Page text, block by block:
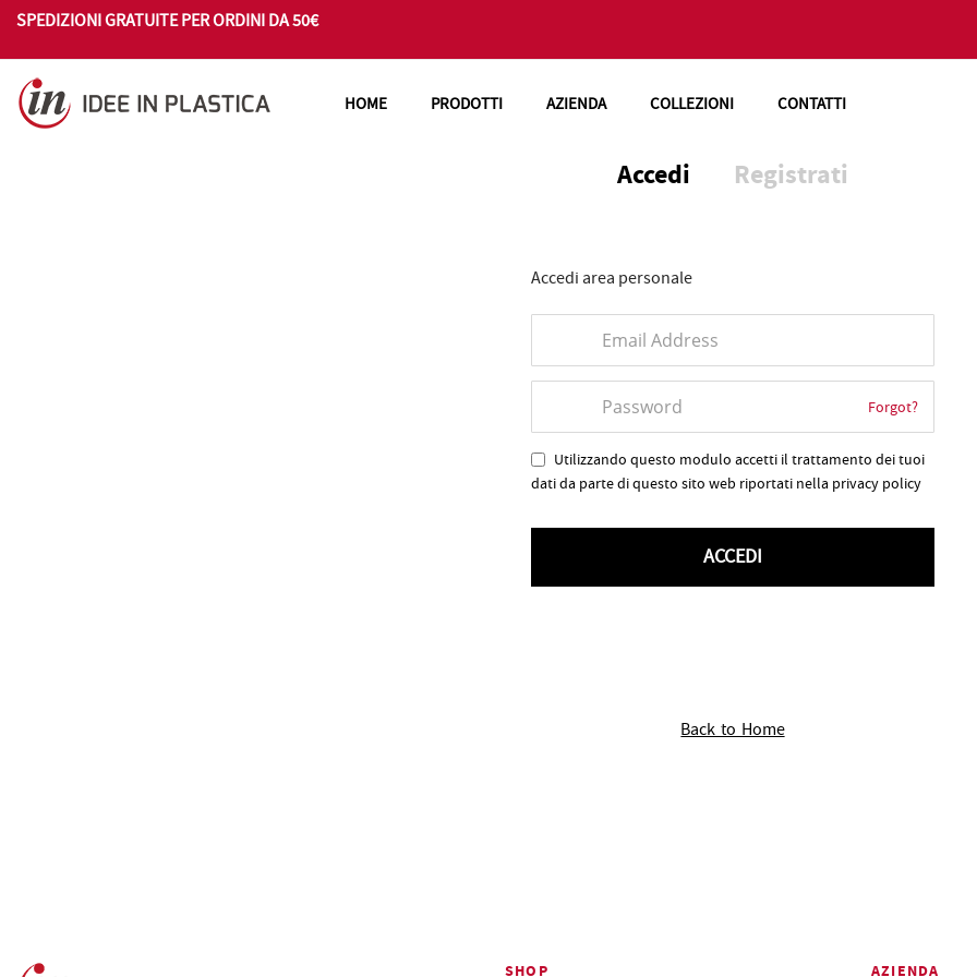
SPEDIZIONI GRATUITE PER ORDINI DA 50€
HOME PRODOTTI AZIENDA COLLEZIONI CONTATTI
Accedi Registrati
Accedi area personale
Forgot?
Utilizzando questo modulo accetti il trattamento dei tuoi
dati da parte di questo sito web riportati nella privacy policy
ACCEDI
Back to Home
SHOP AZIENDA